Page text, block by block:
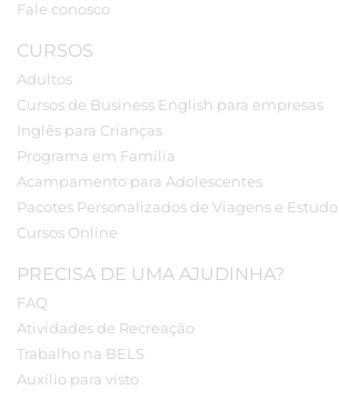
Fale conosco
CURSOS
Adultos
Cursos de Business English para empresas
Inglês para Crianças
Programa em Família
Acampamento para Adolescentes
Pacotes Personalizados de Viagens e Estudo
Cursos Online
PRECISA DE UMA AJUDINHA?
FAQ
Atividades de Recreação
Trabalho na BELS
Auxílio para visto